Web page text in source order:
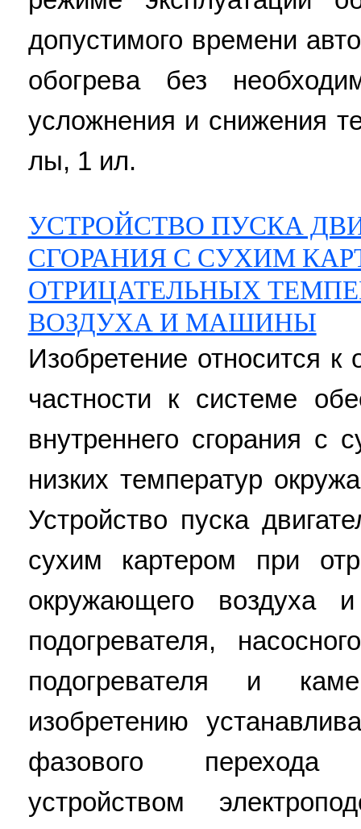
допустимого времени
обогрева без
усложнения и снижения
лы, 1 ил.
УСТРОЙСТВО ПУСКА
СГОРАНИЯ С СУХИМ
ОТРИЦАТЕЛЬНЫХ
ВОЗДУХА И МАШИНЫ
Изобретение относится к
частности к системе
внутреннего сгорания с
низких температур
Устройство пуска
сухим картером при
окружающего воздуха
подогревателя,
подогревателя и
изобретению
фазового
устройством